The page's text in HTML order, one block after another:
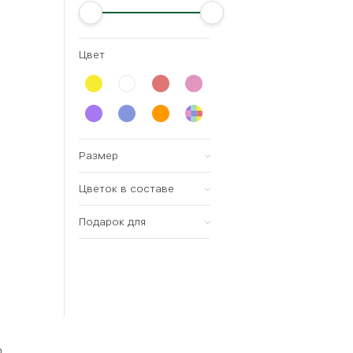
Цвет
Размер
Всех размеров
Средний (25-35см)
Цветок в составе
Роза
Подарок для